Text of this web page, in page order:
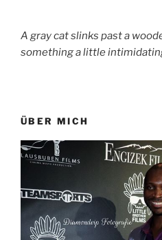
A gray cat slinks past a
something a little
ÜBER MICH